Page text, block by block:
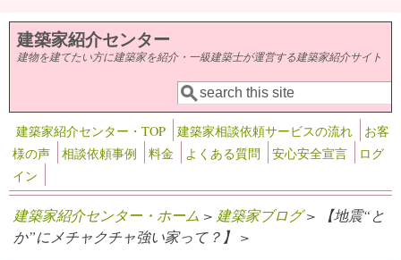
メインコンテンツに移動
建築家紹介センター
建物を建てたい方に建築家を紹介・一級建築士が運営する建築家紹介サイト
検索フォーム
検索
建築家紹介センター・TOP 建築家相談依頼サービスの流れ
お客
様の声
相談依頼事例 料金 よくある質問 安心安全宣言
ログ
イン
建築家紹介センター・ホーム > 建築家ブログ> 【地震“と
か”にメチャクチャ強い家って？】 >